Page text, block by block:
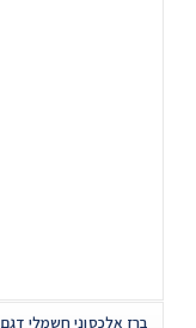
ברז אלכסוני חשמלי דגם 7210